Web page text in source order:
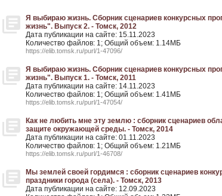
Я выбираю жизнь. Сборник сценариев конкурсных
жизнь". Выпуск 2. - Томск, 2012
Дата публикации на сайте: 15.11.2023
Количество файлов: 1; Общий объем: 1.14МБ
https://elib.tomsk.ru/purl/1-47096/
Я выбираю жизнь. Сборник сценариев конкурсных
жизнь". Выпуск 1. - Томск, 2011
Дата публикации на сайте: 14.11.2023
Количество файлов: 1; Общий объем: 1.41МБ
https://elib.tomsk.ru/purl/1-47054/
Как не любить мне эту землю : сборник сценариев
защите окружающей среды. - Томск, 2014
Дата публикации на сайте: 01.11.2023
Количество файлов: 1; Общий объем: 1.21МБ
https://elib.tomsk.ru/purl/1-46708/
Мы землей своей гордимся : сборник сценариев
праздники города (села). - Томск, 2013
Дата публикации на сайте: 12.09.2023